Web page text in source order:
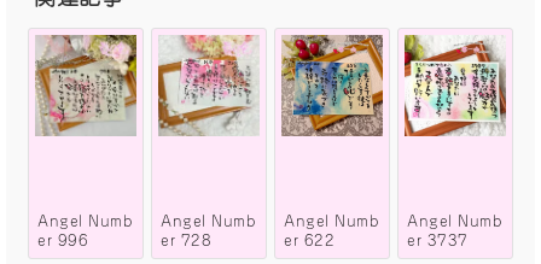
Angel Numb
er 996
Angel Numb
er 728
Angel Numb
er 622
Angel Numb
er 3737